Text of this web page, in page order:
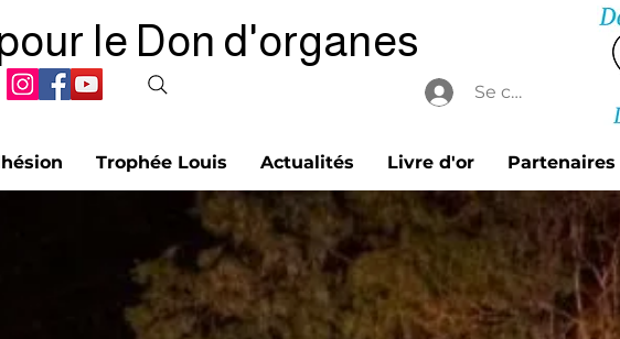
le Don d'organes
Se connecter
Trophée Louis Actualités Livre d'or Partenaires